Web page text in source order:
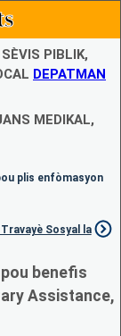
PIBLIK,
DEPATMAN
MEDIKAL,
plis enfòmasyon
Sosyal la
benefis
Assistance,